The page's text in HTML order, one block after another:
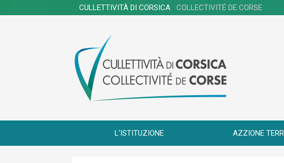
CULLETTIVITÀ DI CORSICA COLLECTIVITÉ DE CORSE
L'ISTITUZIONE AZZIONE